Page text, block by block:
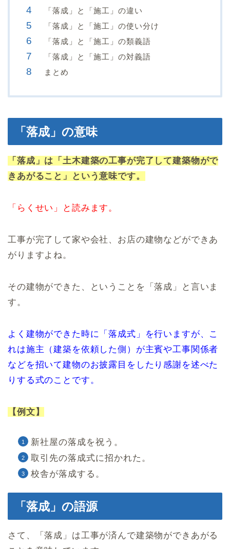
「落成」と「施工」の違い
「落成」と「施工」の使い分け
「落成」と「施工」の類義語
「落成」と「施工」の対義語
まとめ
「落成」の意味
「落成」は「土木建築の工事が完了して建築物がで
きあがること」という意味です。
「らくせい」と読みます。
工事が完了して家や会社、お店の建物などができあ
がりますよね。
その建物ができた、ということを「落成」と言いま
す。
よく建物ができた時に「落成式」を行いますが、こ
れは施主（建築を依頼した側）が主賓や工事関係者
などを招いて建物のお披露目をしたり感謝を述べた
りする式のことです。
【例文】
新社屋の落成を祝う。
取引先の落成式に招かれた。
校舎が落成する。
「落成」の語源
さて、「落成」は工事が済んで建築物ができあがる